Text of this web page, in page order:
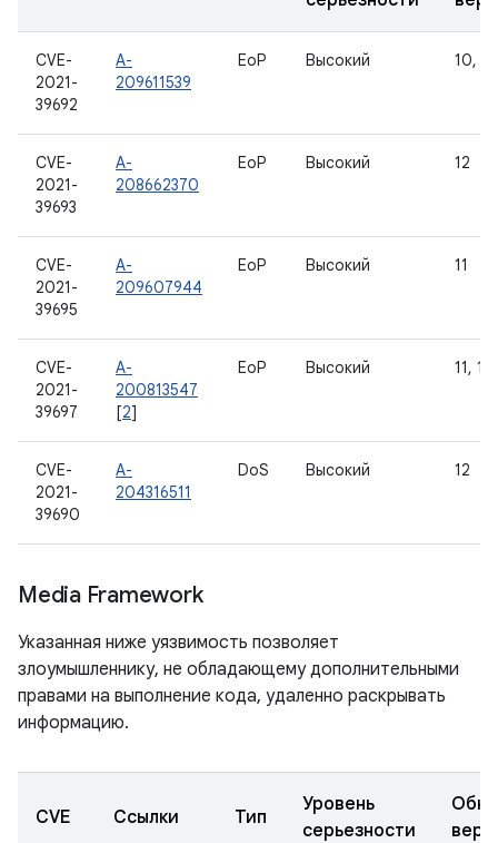
CVE-
2021-
39692
A-
209611539
EoP Высокий 10,
CVE-
2021-
39693
A-
208662370
EoP Высокий 12
CVE-
2021-
39695
A-
209607944
EoP Высокий 11
CVE-
2021-
39697
A-
200813547
[2]
EoP Высокий 11, 12
CVE-
2021-
39690
A-
204316511
DoS Высокий 12
Media Framework
Указанная ниже уязвимость позволяет
злоумышленнику, не обладающему дополнительными
правами на выполнение кода, удаленно раскрывать
информацию.
CVE Ссылки Тип
Уровень
серьезности